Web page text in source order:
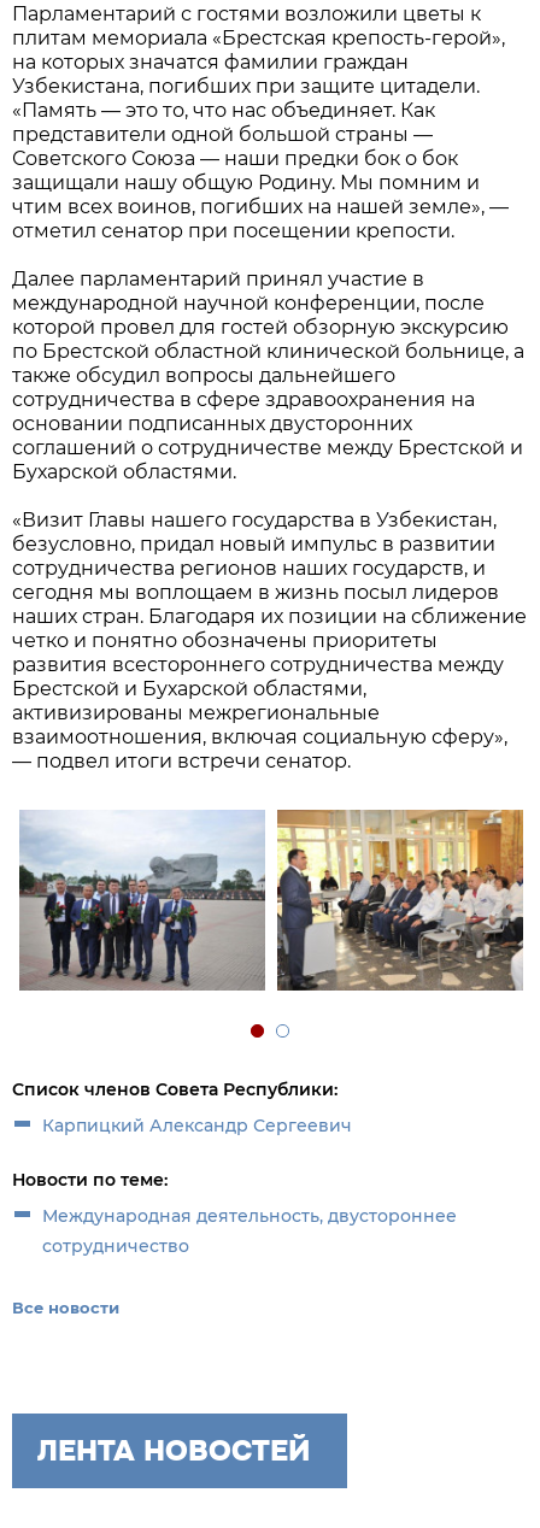
Парламентарий с гостями возложили цветы к
плитам мемориала «Брестская крепость-герой»,
на которых значатся фамилии граждан
Узбекистана, погибших при защите цитадели.
«Память — это то, что нас объединяет. Как
представители одной большой страны —
Советского Союза — наши предки бок о бок
защищали нашу общую Родину. Мы помним и
чтим всех воинов, погибших на нашей земле», —
отметил сенатор при посещении крепости.
Далее парламентарий принял участие в
международной научной конференции, после
которой провел для гостей обзорную экскурсию
по Брестской областной клинической больнице, а
также обсудил вопросы дальнейшего
сотрудничества в сфере здравоохранения на
основании подписанных двусторонних
соглашений о сотрудничестве между Брестской и
Бухарской областями.
«Визит Главы нашего государства в Узбекистан,
безусловно, придал новый импульс в развитии
сотрудничества регионов наших государств, и
сегодня мы воплощаем в жизнь посыл лидеров
наших стран. Благодаря их позиции на сближение
четко и понятно обозначены приоритеты
развития всестороннего сотрудничества между
Брестской и Бухарской областями,
активизированы межрегиональные
взаимоотношения, включая социальную сферу»,
— подвел итоги встречи сенатор.
Список членов Совета Республики:
Карпицкий Александр Сергеевич
Новости по теме:
Международная деятельность, двустороннее
сотрудничество
Все новости
ЛЕНТА НОВОСТЕЙ